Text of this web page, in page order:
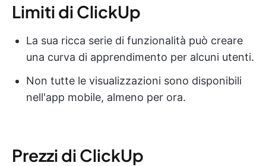
Limiti di ClickUp
La sua ricca serie di funzionalità può creare
una curva di apprendimento per alcuni utenti.
Non tutte le visualizzazioni sono disponibili
nell'app mobile, almeno per ora.
Prezzi di ClickUp